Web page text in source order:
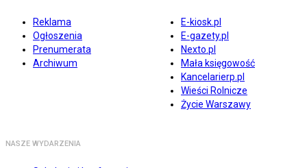
Reklama
Ogłoszenia
Prenumerata
Archiwum
E-kiosk.pl
E-gazety.pl
Nexto.pl
Mała księgowość
Kancelarierp.pl
Wieści Rolnicze
Życie Warszawy
NASZE WYDARZENIA